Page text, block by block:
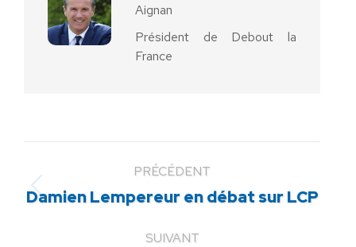
Aignan
Président de Debout la
France
PRÉCÉDENT
Article
:
Damien Lempereur en débat sur LCP
SUIVANT